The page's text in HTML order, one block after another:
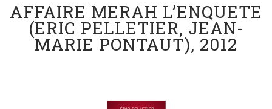
to
content
AFFAIRE MERAH L’ENQUETE
(ERIC PELLETIER, JEAN-
MARIE PONTAUT), 2012